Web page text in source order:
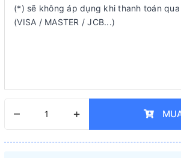
(*) sẽ không áp dụng khi thanh toán
(VISA / MASTER / JCB...)
– +